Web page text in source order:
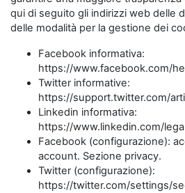
qui di seguito gli indirizzi web delle
delle modalità per la gestione dei
Facebook informativa:
https://www.facebook.com/
Twitter informative:
https://support.twitter.com/
Linkedin informativa:
https://www.linkedin.com/
Facebook (configurazione):
account. Sezione privacy.
Twitter (configurazione):
https://twitter.com/settings/